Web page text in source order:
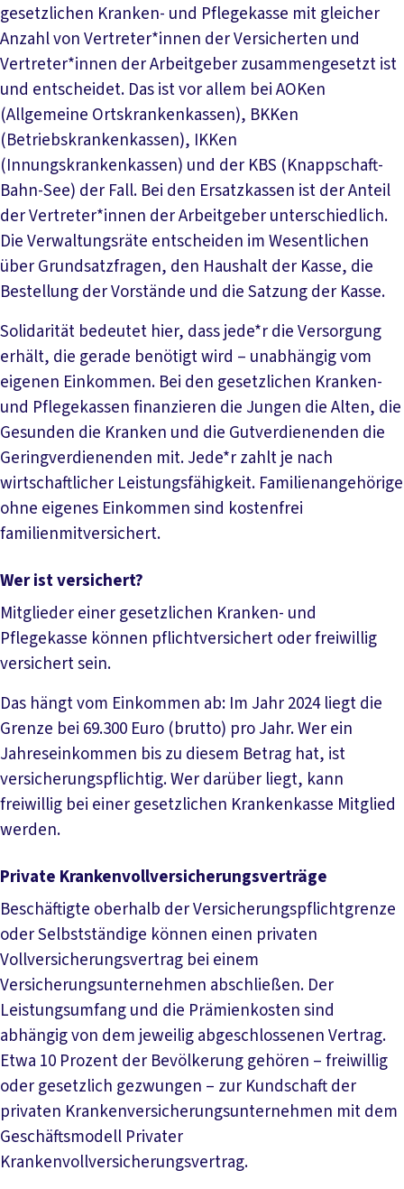
gesetzlichen Kranken- und Pflegekasse mit gleicher
Anzahl von Vertreter*innen der Versicherten und
Vertreter*innen der Arbeitgeber zusammengesetzt ist
und entscheidet. Das ist vor allem bei AOKen
(Allgemeine Ortskrankenkassen), BKKen
(Betriebskrankenkassen), IKKen
(Innungskrankenkassen) und der KBS (Knappschaft-
Bahn-See) der Fall. Bei den Ersatzkassen ist der Anteil
der Vertreter*innen der Arbeitgeber unterschiedlich.
Die Verwaltungsräte entscheiden im Wesentlichen
über Grundsatzfragen, den Haushalt der Kasse, die
Bestellung der Vorstände und die Satzung der Kasse.
Solidarität bedeutet hier, dass jede*r die Versorgung
erhält, die gerade benötigt wird – unabhängig vom
eigenen Einkommen. Bei den gesetzlichen Kranken-
und Pflegekassen finanzieren die Jungen die Alten, die
Gesunden die Kranken und die Gutverdienenden die
Geringverdienenden mit. Jede*r zahlt je nach
wirtschaftlicher Leistungsfähigkeit. Familienangehörige
ohne eigenes Einkommen sind kostenfrei
familienmitversichert.
Wer ist versichert?
Mitglieder einer gesetzlichen Kranken- und
Pflegekasse können pflichtversichert oder freiwillig
versichert sein.
Das hängt vom Einkommen ab: Im Jahr 2024 liegt die
Grenze bei 69.300 Euro (brutto) pro Jahr. Wer ein
Jahreseinkommen bis zu diesem Betrag hat, ist
versicherungspflichtig. Wer darüber liegt, kann
freiwillig bei einer gesetzlichen Krankenkasse Mitglied
werden.
Private Krankenvollversicherungsverträge
Beschäftigte oberhalb der Versicherungspflichtgrenze
oder Selbstständige können einen privaten
Vollversicherungsvertrag bei einem
Versicherungsunternehmen abschließen. Der
Leistungsumfang und die Prämienkosten sind
abhängig von dem jeweilig abgeschlossenen Vertrag.
Etwa 10 Prozent der Bevölkerung gehören – freiwillig
oder gesetzlich gezwungen – zur Kundschaft der
privaten Krankenversicherungsunternehmen mit dem
Geschäftsmodell Privater
Krankenvollversicherungsvertrag.